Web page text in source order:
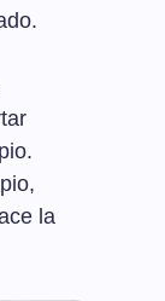
la